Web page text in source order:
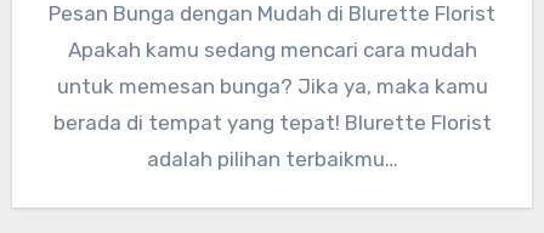
Pesan Bunga dengan Mudah di Blurette Florist
Apakah kamu sedang mencari cara mudah
untuk memesan bunga? Jika ya, maka kamu
berada di tempat yang tepat! Blurette Florist
adalah pilihan terbaikmu…